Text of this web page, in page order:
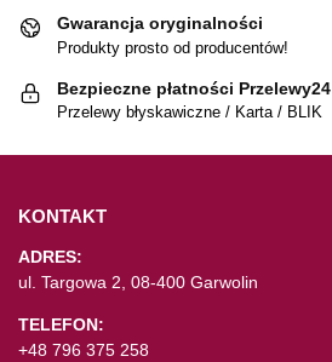
Gwarancja oryginalności
Produkty prosto od producentów!
Bezpieczne płatności Przelewy24
Przelewy błyskawiczne / Karta / BLIK
KONTAKT
ADRES:
ul. Targowa 2, 08-400 Garwolin
TELEFON:
+48 796 375 258